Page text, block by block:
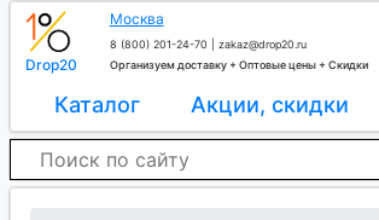
Drop20
Москва
8 (800) 201-24-70
zakaz@drop20.ru
Организуем доставку + Оптовые цены + Скидки
Каталог Акции, скидки